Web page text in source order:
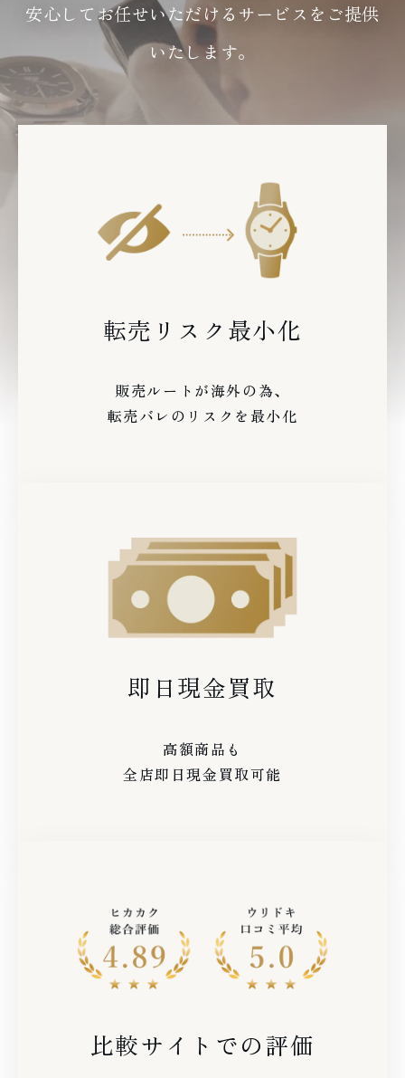
安心してお任せいただけるサービスをご提供
いたします。
転売リスク最小化
販売ルートが海外の為、
転売バレのリスクを最小化
即日現金買取
高額商品も
全店即日現金買取可能
比較サイトでの評価